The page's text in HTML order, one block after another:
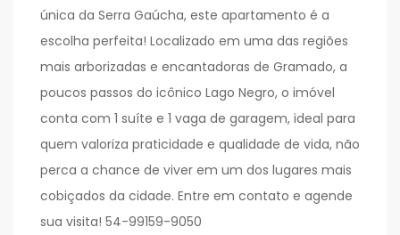
única da Serra Gaúcha, este apartamento é a
escolha perfeita! Localizado em uma das regiões
mais arborizadas e encantadoras de Gramado, a
poucos passos do icônico Lago Negro, o imóvel
conta com 1 suíte e 1 vaga de garagem, ideal para
quem valoriza praticidade e qualidade de vida, não
perca a chance de viver em um dos lugares mais
cobiçados da cidade. Entre em contato e agende
sua visita! 54-99159-9050